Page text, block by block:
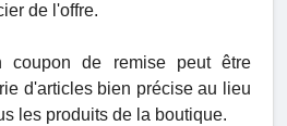
de l'offre.
coupon de remise peut être
d'articles bien précise au lieu
les produits de la boutique.